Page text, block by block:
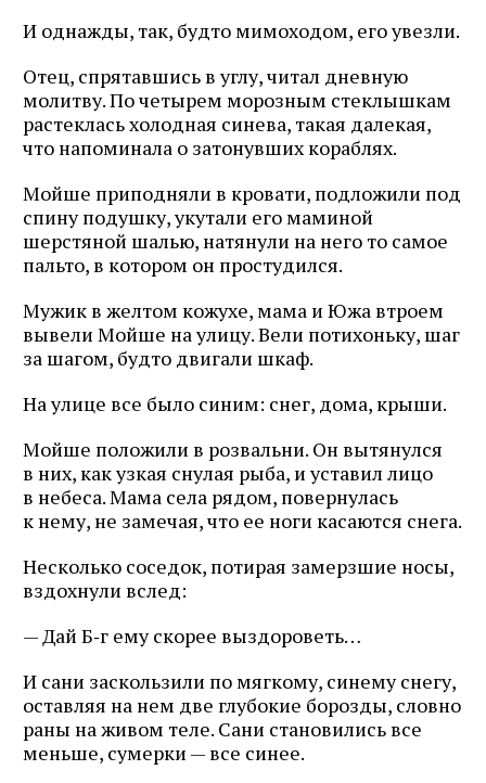
И однажды, так, будто мимоходом, его увезли.
Отец, спрятавшись в углу, читал дневную
молитву. По четырем морозным стеклышкам
растеклась холодная синева, такая далекая,
что напоминала о затонувших кораблях.
Мойше приподняли в кровати, подложили под
спину подушку, укутали его маминой
шерстяной шалью, натянули на него то самое
пальто, в котором он простудился.
Мужик в желтом кожухе, мама и Южа втроем
вывели Мойше на улицу. Вели потихоньку, шаг
за шагом, будто двигали шкаф.
На улице все было синим: снег, дома, крыши.
Мойше положили в розвальни. Он вытянулся
в них, как узкая снулая рыба, и уставил лицо
в небеса. Мама села рядом, повернулась
к нему, не замечая, что ее ноги касаются снега.
Несколько соседок, потирая замерзшие носы,
вздохнули вслед:
— Дай Б‑г ему скорее выздороветь…
И сани заскользили по мягкому, синему снегу,
оставляя на нем две глубокие борозды, словно
раны на живом теле. Сани становились все
меньше, сумерки — все синее.